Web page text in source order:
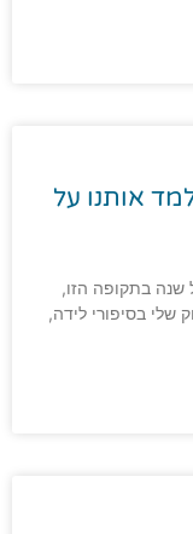
אותנו על
שנה בתקופה הזו,
שלי בסיפורי לידה,